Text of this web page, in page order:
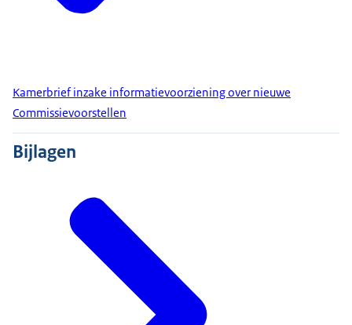
Kamerbrief inzake informatievoorziening over nieuwe
Commissievoorstellen
Bijlagen